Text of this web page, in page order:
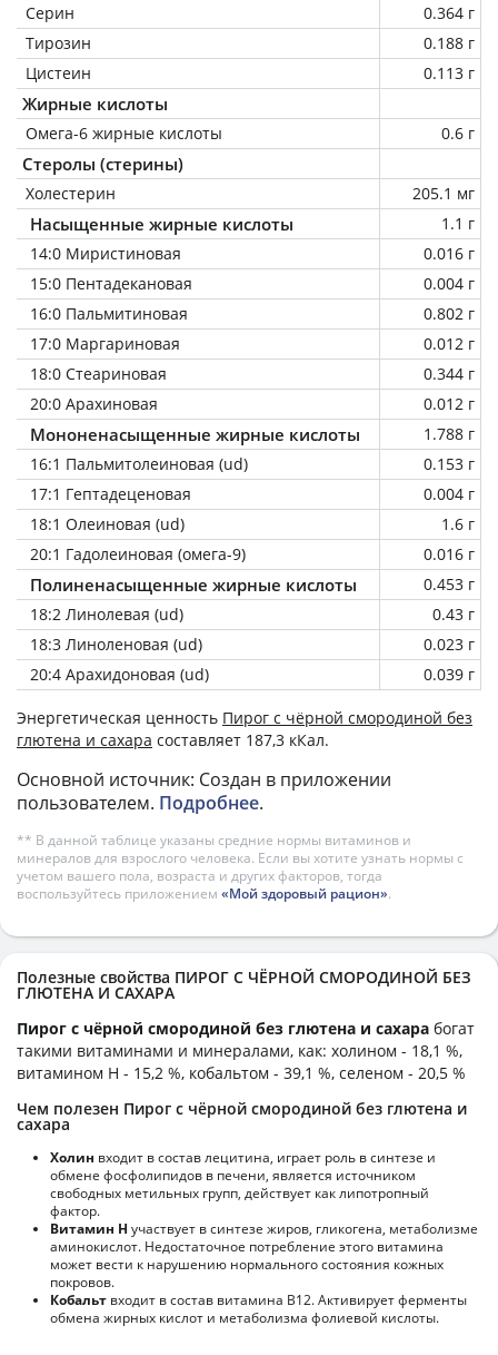
Серин
0.364 г
Тирозин
0.188 г
Цистеин
0.113 г
Жирные кислоты
Омега-6 жирные кислоты 0.6 г
Стеролы (стерины)
Холестерин 205.1 мг
Насыщенные жирные кислоты
1.1 г
14:0 Миристиновая
0.016 г
15:0 Пентадекановая
0.004 г
16:0 Пальмитиновая
0.802 г
17:0 Маргариновая
0.012 г
18:0 Стеариновая
0.344 г
20:0 Арахиновая
0.012 г
Мононенасыщенные жирные кислоты
1.788 г
16:1 Пальмитолеиновая (ud)
0.153 г
17:1 Гептадеценовая
0.004 г
18:1 Олеиновая (ud)
1.6 г
20:1 Гадолеиновая (омега-9)
0.016 г
Полиненасыщенные жирные кислоты
0.453 г
18:2 Линолевая (ud)
0.43 г
18:3 Линоленовая (ud)
0.023 г
20:4 Арахидоновая (ud)
0.039 г
Энергетическая ценность Пирог с чёрной смородиной без
глютена и сахара составляет 187,3 кКал.
Основной источник: Создан в приложении
пользователем. Подробнее.
** В данной таблице указаны средние нормы витаминов и
минералов для взрослого человека. Если вы хотите узнать нормы с
учетом вашего пола, возраста и других факторов, тогда
воспользуйтесь приложением «Мой здоровый рацион».
Полезные свойства ПИРОГ С ЧЁРНОЙ СМОРОДИНОЙ БЕЗ
ГЛЮТЕНА И САХАРА
Пирог с чёрной смородиной без глютена и сахара богат
такими витаминами и минералами, как: холином - 18,1 %,
витамином H - 15,2 %, кобальтом - 39,1 %, селеном - 20,5 %
Чем полезен Пирог с чёрной смородиной без глютена и
сахара
Холин входит в состав лецитина, играет роль в синтезе и
обмене фосфолипидов в печени, является источником
свободных метильных групп, действует как липотропный
фактор.
Витамин Н участвует в синтезе жиров, гликогена, метаболизме
аминокислот. Недостаточное потребление этого витамина
может вести к нарушению нормального состояния кожных
покровов.
Кобальт входит в состав витамина В12. Активирует ферменты
обмена жирных кислот и метаболизма фолиевой кислоты.